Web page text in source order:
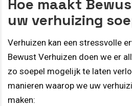
Hoe maakt
uw verhuizing
Verhuizen kan een stressvolle
Bewust Verhuizen doen we er
zo soepel mogelijk te laten
manieren waarop we uw
maken: